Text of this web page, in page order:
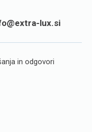
lux.si
in odgovori